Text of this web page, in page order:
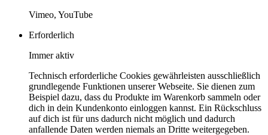
Vimeo, YouTube
Erforderlich
Immer aktiv
Technisch erforderliche Cookies gewährleisten ausschließlich
grundlegende Funktionen unserer Webseite. Sie dienen zum
Beispiel dazu, dass du Produkte im Warenkorb sammeln oder
dich in dein Kundenkonto einloggen kannst. Ein Rückschluss
auf dich ist für uns dadurch nicht möglich und dadurch
anfallende Daten werden niemals an Dritte weitergegeben.